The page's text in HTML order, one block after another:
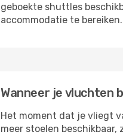
geboekte shuttles
accommodatie te bereiken.
Wanneer je vluchten
Het moment dat je vliegt
meer stoelen